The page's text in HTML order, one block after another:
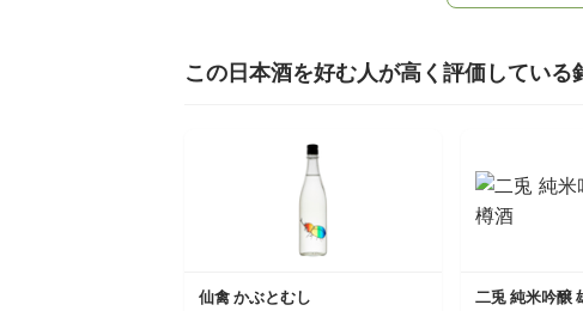
この日本酒を好む人が高く評価している
仙禽 かぶとむし 二兎 純米吟醸